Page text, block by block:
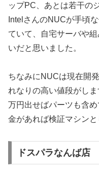
ップPC、あとは若干の
IntelさんのNUCが手頃
ていて、自宅サーバや
いだと思いました。
ちなみにNUCは現在開
れなりの高い値段がし
万円出せばパーツも含
金があれば検証マシンと
ドスパラなんば店